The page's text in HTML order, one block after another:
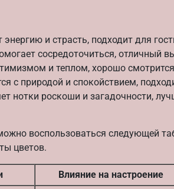
энергию и страсть, подходит для
сосредоточиться, отличный
и теплом, хорошо
с природой и спокойствием,
нотки роскоши и загадочности,
воспользоваться следующей
цветов.
Влияние на настроение